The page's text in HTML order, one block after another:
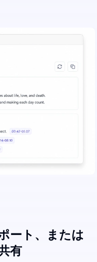
ート、または
有